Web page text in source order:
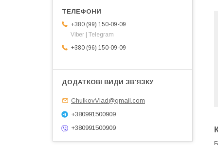
+380 (99) 150-09-09
Viber | Telegram
+380 (96) 150-09-09
ChulkovVlad@gmail.com
+380991500909
+380991500909